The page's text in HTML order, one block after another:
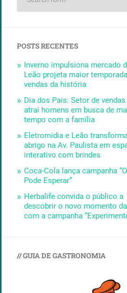
POSTS RECENTES
Inverno impulsiona mercado
Leão projeta maior
vendas da história
Dia dos Pais: Setor de
atrai homens em busca de
tempo com a família
Eletromidia e Leão
abrigo na Av. Paulista em
interativo com brindes
Coca-Cola lança campanha
Pode Esperar”
Herbalife convida o público a
descobrir o novo momento
com a campanha
// GUIA DE GASTRONOMIA